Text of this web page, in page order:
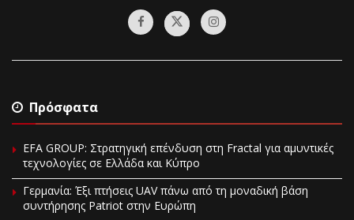
Πρόσφατα
EFA GROUP: Στρατηγική επένδυση στη Fractal για αμυντικές
τεχνολογίες σε Ελλάδα και Κύπρο
Γερμανία: Έξι πτήσεις UAV πάνω από τη μοναδική βάση
συντήρησης Patriot στην Ευρώπη